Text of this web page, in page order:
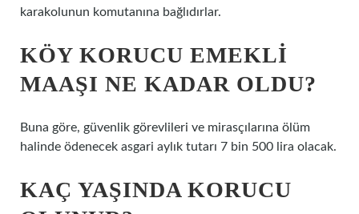
karakolunun komutanına bağlıdırlar.
KÖY KORUCU EMEKLI
MAAŞI NE KADAR OLDU?
Buna göre, güvenlik görevlileri ve mirasçılarına ölüm
halinde ödenecek asgari aylık tutarı 7 bin 500 lira olacak.
KAÇ YAŞINDA KORUCU